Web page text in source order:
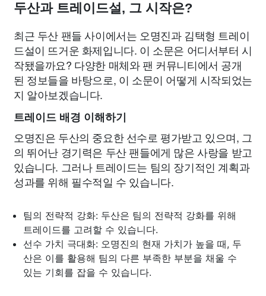
두산과 트레이드설, 그 시작은?
최근 두산 팬들 사이에서는 오명진과 김택형 트레이
드설이 뜨거운 화제입니다. 이 소문은 어디서부터 시
작됐을까요? 다양한 매체와 팬 커뮤니티에서 공개
된 정보들을 바탕으로, 이 소문이 어떻게 시작되었는
지 알아보겠습니다.
트레이드 배경 이해하기
오명진은 두산의 중요한 선수로 평가받고 있으며, 그
의 뛰어난 경기력은 두산 팬들에게 많은 사랑을 받고
있습니다. 그러나 트레이드는 팀의 장기적인 계획과
성과를 위해 필수적일 수 있습니다.
팀의 전략적 강화: 두산은 팀의 전략적 강화를 위해
트레이드를 고려할 수 있습니다.
선수 가치 극대화: 오명진의 현재 가치가 높을 때, 두
산은 이를 활용해 팀의 다른 부족한 부분을 채울 수
있는 기회를 잡을 수 있습니다.